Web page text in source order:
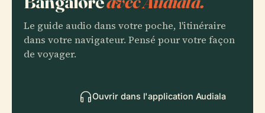
Le guide audio dans votre poche, l'itinéraire
dans votre navigateur. Pensé pour votre façon
de voyager.
Ouvrir dans l'application Audiala